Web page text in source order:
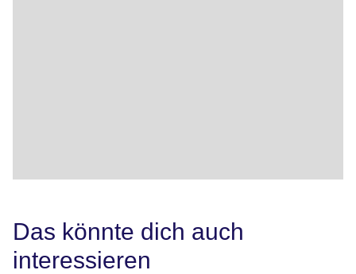
Das könnte dich auch
interessieren